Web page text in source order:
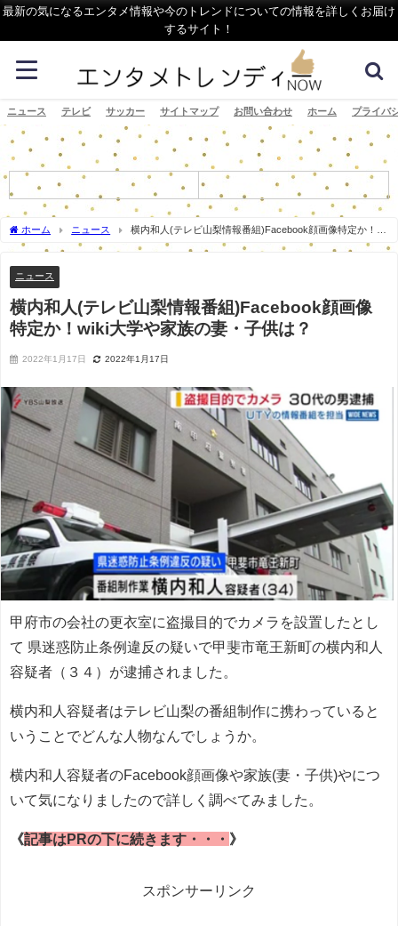
最新の気になるエンタメ情報や今のトレンドについての情報を詳しくお届け
するサイト！
ニュース テレビ サッカー サイトマップ お問い合わせ ホーム プライバ
ホーム ニュース
横内和人(テレビ山梨情報番組)Facebook顔画像特定か！
wiki大学や家族の妻・子供は？
ニュース
横内和人(テレビ山梨情報番組)Facebook顔画像
特定か！wiki大学や家族の妻・子供は？
2022年1月17日 2022年1月17日
甲府市の会社の更衣室に盗撮目的でカメラを設置したとし
て 県迷惑防止条例違反の疑いで甲斐市竜王新町の横内和人
容疑者（３４）が逮捕されました。
横内和人容疑者はテレビ山梨の番組制作に携わっていると
いうことでどんな人物なんでしょうか。
横内和人容疑者のFacebook顔画像や家族(妻・子供)やにつ
いて気になりましたので詳しく調べてみました。
《記事はPRの下に続きます・・・ 》
スポンサーリンク